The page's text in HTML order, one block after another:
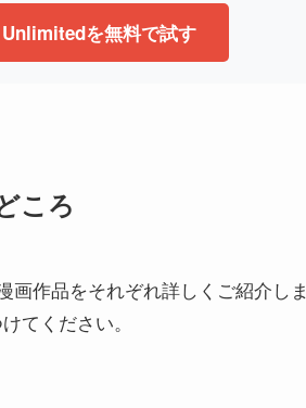
を無料で試す
ころ
作品をそれぞれ詳しくご紹介し
てください。